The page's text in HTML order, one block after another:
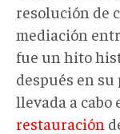
resolución de
mediación
fue un hito
después en
llevada a cabo
restauración